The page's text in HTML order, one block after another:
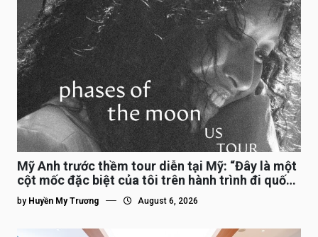
Mỹ Anh trước thềm tour diễn tại Mỹ: “Đây là một
cột mốc đặc biệt của tôi trên hành trình đi quốc
tế”
by Huyền My Trương August 6, 2026